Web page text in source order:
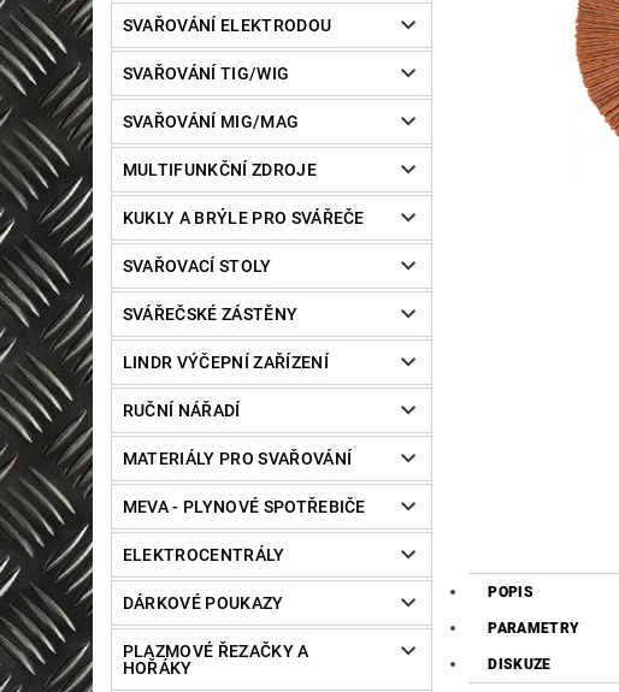
SVAŘOVÁNÍ ELEKTRODOU
SVAŘOVÁNÍ TIG/WIG
SVAŘOVÁNÍ MIG/MAG
MULTIFUNKČNÍ ZDROJE
KUKLY A BRÝLE PRO SVÁŘEČE
SVAŘOVACÍ STOLY
SVÁŘEČSKÉ ZÁSTĚNY
LINDR VÝČEPNÍ ZAŘÍZENÍ
RUČNÍ NÁŘADÍ
MATERIÁLY PRO SVAŘOVÁNÍ
MEVA - PLYNOVÉ SPOTŘEBIČE
ELEKTROCENTRÁLY
DÁRKOVÉ POUKAZY
PLAZMOVÉ ŘEZAČKY A
HOŘÁKY
POPIS
PARAMETRY
DISKUZE